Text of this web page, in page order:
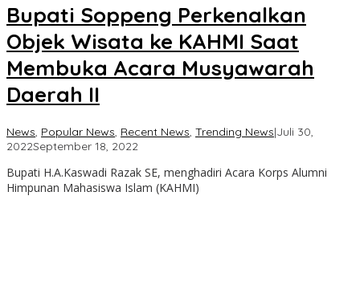
Bupati Soppeng Perkenalkan
Objek Wisata ke KAHMI Saat
Membuka Acara Musyawarah
Daerah II
News, Popular News, Recent News, Trending News|Juli 30,
2022September 18, 2022
Bupati H.A.Kaswadi Razak SE, menghadiri Acara Korps Alumni
Himpunan Mahasiswa Islam (KAHMI)